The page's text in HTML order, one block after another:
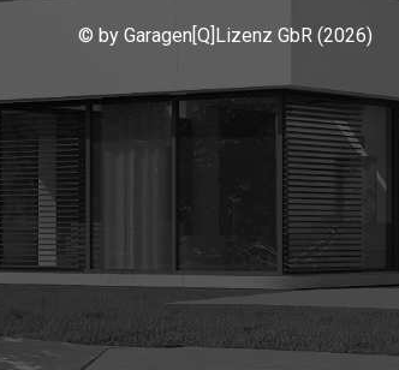
© by Garagen[Q]Lizenz GbR (2026)